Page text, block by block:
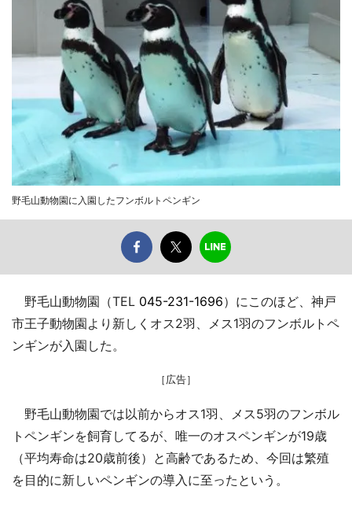
野毛山動物園に入園したフンボルトペンギン
野毛山動物園（TEL 045-231-1696）にこのほど、神戸
市王子動物園より新しくオス2羽、メス1羽のフンボルトペ
ンギンが入園した。
［広告］
野毛山動物園では以前からオス1羽、メス5羽のフンボル
トペンギンを飼育してるが、唯一のオスペンギンが19歳
（平均寿命は20歳前後）と高齢であるため、今回は繁殖
を目的に新しいペンギンの導入に至ったという。